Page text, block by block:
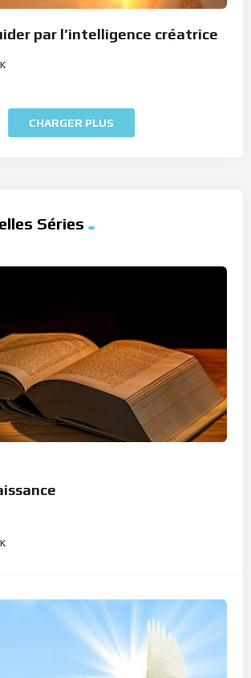
par l’intelligence créatrice
CHARGER PLUS
Séries